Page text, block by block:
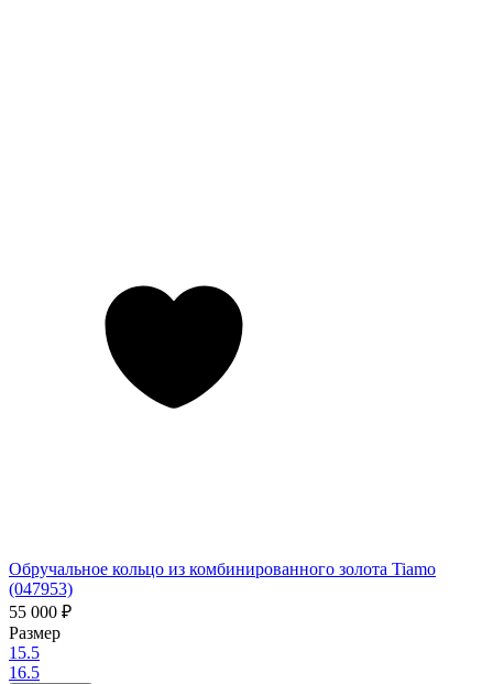
Обручальное кольцо из комбинированного золота Tiamo
(047953)
55 000 ₽
Размер
15.5
16.5